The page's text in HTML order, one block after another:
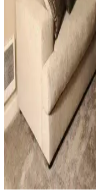
Sıcak beyaz duvarlar ve
çubuğu seçimi, estetik ve
belirler. Doğru renk ve
katar.
Ev Dekorasyonunda
Mekanların Kişisel ve
Ev dekorasyonunda
uyumu gibi küçük ama etkili
estetik görünümünü önemli
Küçük Oturma
Katmanlama
Küçük oturma odalarında
seçimleriyle denge ve
genişletilir ve fonksiyonellik